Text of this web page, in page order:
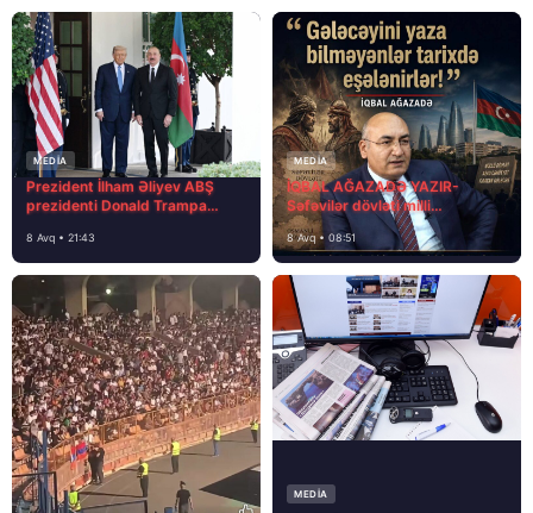
MEDİA
Prezident İlham Əliyev ABŞ
prezidenti Donald Trampa
8 Avq • 21:43
MEDİA
İQBAL AĞAZADƏ YAZIR-
Səfəvilər dövləti milli
dövlətdirmi?
8 Avq • 08:51
MEDİA